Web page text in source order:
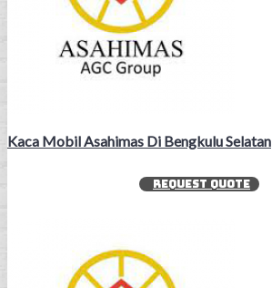
Kaca Mobil Asahimas Di Bengkulu Selatan
REQUEST QUOTE